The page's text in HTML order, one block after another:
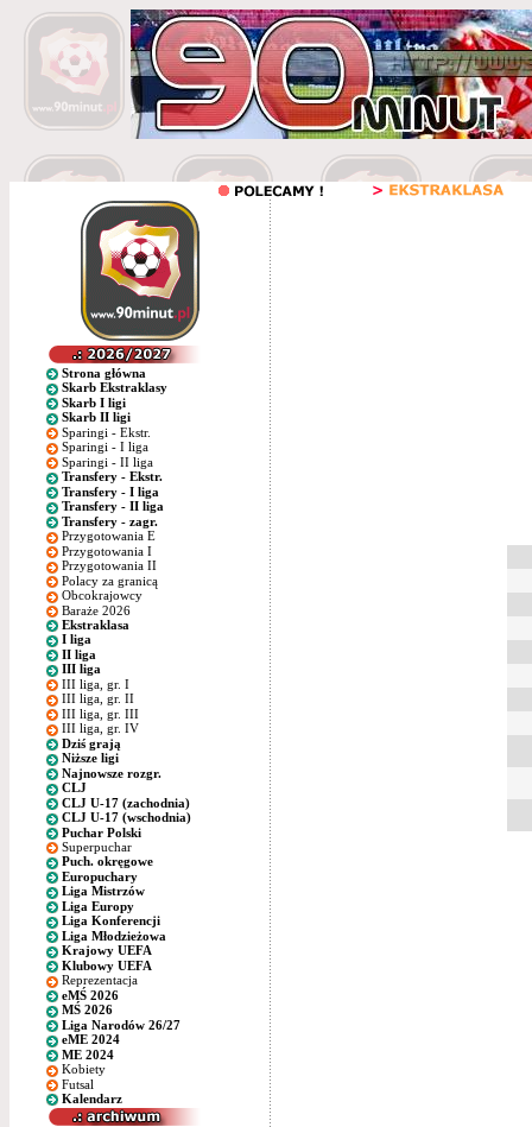
Strona główna
Skarb Ekstraklasy
Skarb I ligi
Skarb II ligi
Sparingi - Ekstr.
Sparingi - I liga
Sparingi - II liga
Transfery - Ekstr.
Transfery - I liga
Transfery - II liga
Transfery - zagr.
Przygotowania E
Przygotowania I
Przygotowania II
Polacy za granicą
Obcokrajowcy
Baraże 2026
Ekstraklasa
I liga
II liga
III liga
III liga, gr. I
III liga, gr. II
III liga, gr. III
III liga, gr. IV
Dziś grają
Niższe ligi
Najnowsze rozgr.
CLJ
CLJ U-17 (zachodnia)
CLJ U-17 (wschodnia)
Puchar Polski
Superpuchar
Puch. okręgowe
Europuchary
Liga Mistrzów
Liga Europy
Liga Konferencji
Liga Młodzieżowa
Krajowy UEFA
Klubowy UEFA
Reprezentacja
eMŚ 2026
MŚ 2026
Liga Narodów 26/27
eME 2024
ME 2024
Kobiety
Futsal
Kalendarz